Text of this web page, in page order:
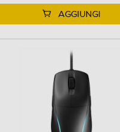
AGGIUNGI